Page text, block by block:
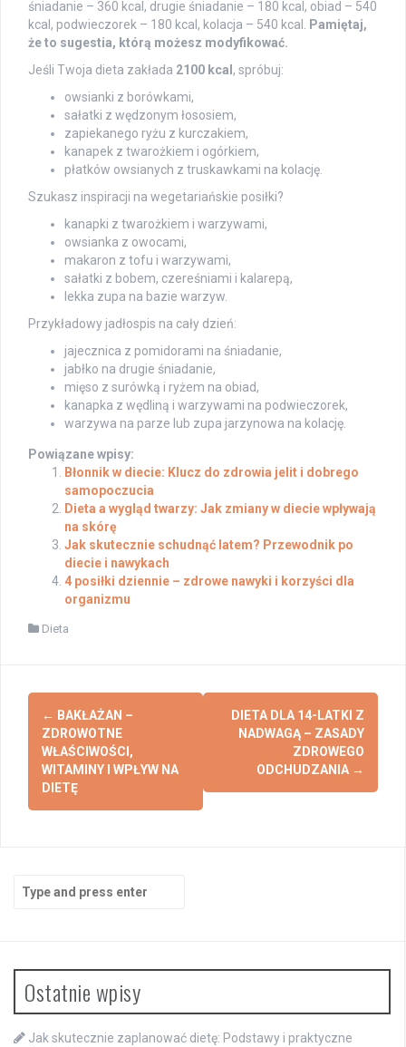
śniadanie – 360 kcal, drugie śniadanie – 180 kcal, obiad – 540
kcal, podwieczorek – 180 kcal, kolacja – 540 kcal. Pamiętaj,
że to sugestia, którą możesz modyfikować.
Jeśli Twoja dieta zakłada 2100 kcal , spróbuj:
owsianki z borówkami,
sałatki z wędzonym łososiem,
zapiekanego ryżu z kurczakiem,
kanapek z twarożkiem i ogórkiem,
płatków owsianych z truskawkami na kolację.
Szukasz inspiracji na wegetariańskie posiłki?
kanapki z twarożkiem i warzywami,
owsianka z owocami,
makaron z tofu i warzywami,
sałatki z bobem, czereśniami i kalarepą,
lekka zupa na bazie warzyw.
Przykładowy jadłospis na cały dzień:
jajecznica z pomidorami na śniadanie,
jabłko na drugie śniadanie,
mięso z surówką i ryżem na obiad,
kanapka z wędliną i warzywami na podwieczorek,
warzywa na parze lub zupa jarzynowa na kolację.
Powiązane wpisy:
Błonnik w diecie: Klucz do zdrowia jelit i dobrego
samopoczucia
Dieta a wygląd twarzy: Jak zmiany w diecie wpływają
na skórę
Jak skutecznie schudnąć latem? Przewodnik po
diecie i nawykach
4 posiłki dziennie – zdrowe nawyki i korzyści dla
organizmu
Dieta
Post
navigation
← BAKŁAŻAN –
ZDROWOTNE
WŁAŚCIWOŚCI,
WITAMINY I WPŁYW NA
DIETĘ
DIETA DLA 14-LATKI Z
NADWAGĄ – ZASADY
ZDROWEGO
ODCHUDZANIA →
Search
for:
Ostatnie wpisy
Jak skutecznie zaplanować dietę: Podstawy i praktyczne